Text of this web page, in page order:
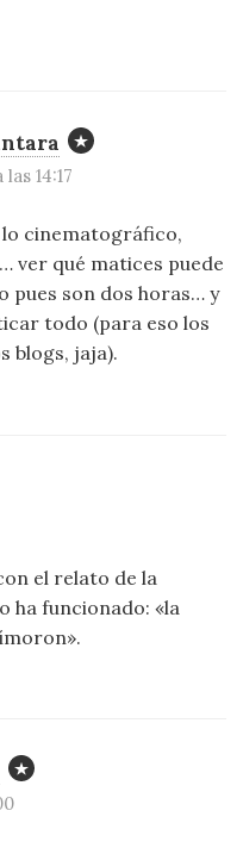
las 14:17
cinematográfico,
ver qué matices puede
pues son dos horas… y
todo (para eso los
blogs, jaja).
el relato de la
ha funcionado: «la